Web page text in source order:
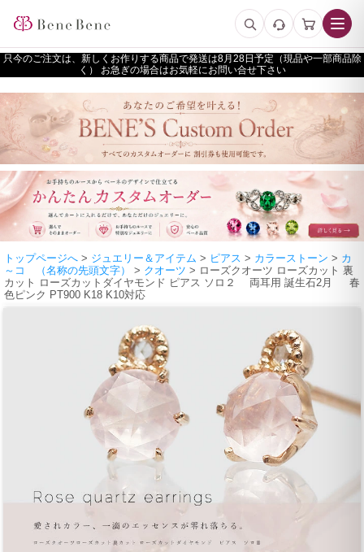
只今のご注文は、新しくお作りする商品で発送は
予定（現品や一部商品除
く） お急ぎの場合はお気軽にお問い合せ下さい
トップページへ > ジュエリー＆アイテム > ピアス > カラーストーン > カ
～コ （名称の先頭文字）
> クオーツ > ローズクオーツ ローズカット 裏
カット ローズカットダイヤモンド ピアス ソロ２ 両耳用 誕生石2月 春
色ピンク PT900 K18 K10対応